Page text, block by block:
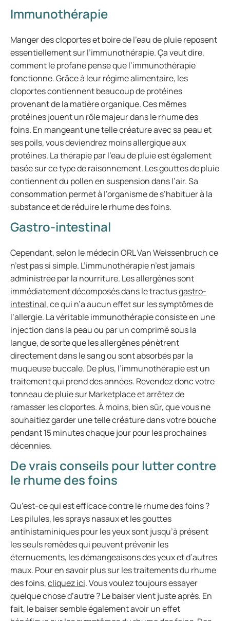
Immunothérapie
Manger des cloportes et boire de l’eau de pluie reposent
essentiellement sur l’immunothérapie. Ça veut dire,
comment le profane pense que l’immunothérapie
fonctionne. Grâce à leur régime alimentaire, les
cloportes contiennent beaucoup de protéines
provenant de la matière organique. Ces mêmes
protéines jouent un rôle majeur dans le rhume des
foins. En mangeant une telle créature avec sa peau et
ses poils, vous deviendrez moins allergique aux
protéines. La thérapie par l’eau de pluie est également
basée sur ce type de raisonnement. Les gouttes de pluie
contiennent du pollen en suspension dans l’air. Sa
consommation permet à l’organisme de s’habituer à la
substance et de réduire le rhume des foins.
Gastro-intestinal
Cependant, selon le médecin ORL Van Weissenbruch ce
n’est pas si simple. L’immunothérapie n’est jamais
administrée par la nourriture. Les allergènes sont
immédiatement décomposés dans le tractusgastro-
intestinal, ce qui n’a aucun effet sur les symptômes de
l’allergie. La véritable immunothérapie consiste en une
injection dans la peau ou par un comprimé sous la
langue, de sorte que les allergènes pénètrent
directement dans le sang ou sont absorbés par la
muqueuse buccale. De plus, l’immunothérapie est un
traitement qui prend des années. Revendez donc votre
tonneau de pluie sur Marketplace et arrêtez de
ramasser les cloportes. À moins, bien sûr, que vous ne
souhaitiez garder une telle créature dans votre bouche
pendant 15 minutes chaque jour pour les prochaines
décennies.
De vrais conseils pour lutter contre
le rhume des foins
Qu’est-ce qui est efficace contre le rhume des foins ?
Les pilules, les sprays nasaux et les gouttes
antihistaminiques pour les yeux sont jusqu’à présent
les seuls remèdes qui peuvent prévenir les
éternuements, les démangeaisons des yeux et d’autres
maux. Pour en savoir plus sur les traitements du rhume
des foins,cliquez ici. Vous voulez toujours essayer
quelque chose d’autre ? Le baiser vient juste après. En
fait, le baiser semble également avoir un effet